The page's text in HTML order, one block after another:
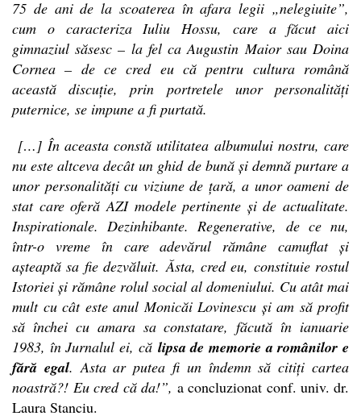
75 de ani de la scoaterea în afara legii „nelegiuite”,
cum o caracteriza Iuliu Hossu, care a făcut aici
gimnaziul săsesc – la fel ca Augustin Maior sau Doina
Cornea – de ce cred eu că pentru cultura română
această discuție, prin portretele unor personalități
puternice, se impune a fi purtată.
[…] În aceasta constă utilitatea albumului nostru, care
nu este altceva decât un ghid de bună și demnă purtare a
unor personalități cu viziune de țară, a unor oameni de
stat care oferă AZI modele pertinente și de actualitate.
Inspirationale. Dezinhibante. Regenerative, de ce nu,
într-o vreme în care adevărul rămâne camuflat și
așteaptă sa fie dezvăluit. Ăsta, cred eu, constituie rostul
Istoriei și rămâne rolul social al domeniului. Cu atât mai
mult cu cât este anul Monicăi Lovinescu și am să profit
să închei cu amara sa constatare, făcută în ianuarie
1983, în Jurnalul ei, că lipsa de memorie a românilor e
fără egal. Asta ar putea fi un îndemn să citiți cartea
noastră?! Eu cred că da!”, a concluzionat conf. univ. dr.
Laura Stanciu.